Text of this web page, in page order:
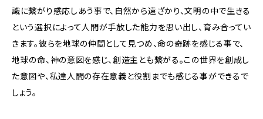
識に繋がり感応しあう事で、自然から遠ざかり、文明の中で生きる
という選択によって人間が手放した能力を思い出し、育み合ってい
きます。彼らを地球の仲間として見つめ、命の奇跡を感じる事で、
地球の命、神の意図を感じ、創造主とも繋がる。この世界を創成し
た意図や、私達人間の存在意義と役割までも感じる事ができるで
しょう。